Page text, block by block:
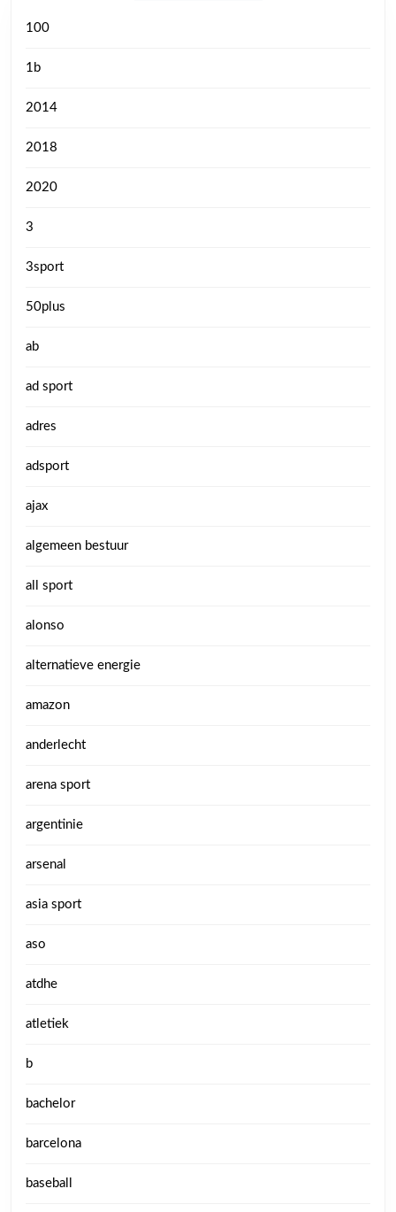
100
1b
2014
2018
2020
3
3sport
50plus
ab
ad sport
adres
adsport
ajax
algemeen bestuur
all sport
alonso
alternatieve energie
amazon
anderlecht
arena sport
argentinie
arsenal
asia sport
aso
atdhe
atletiek
b
bachelor
barcelona
baseball